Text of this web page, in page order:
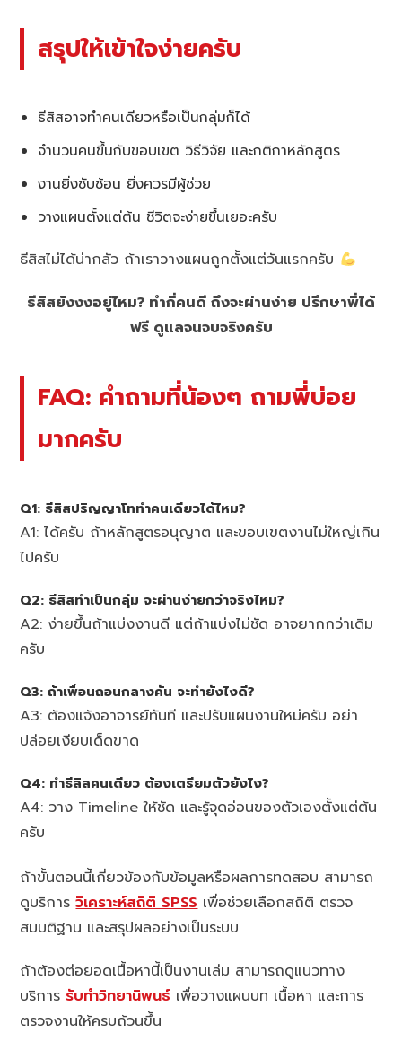
สรุปให้เข้าใจง่ายครับ
ธีสิสอาจทำคนเดียวหรือเป็นกลุ่มก็ได้
จำนวนคนขึ้นกับขอบเขต วิธีวิจัย และกติกาหลักสูตร
งานยิ่งซับซ้อน ยิ่งควรมีผู้ช่วย
วางแผนตั้งแต่ต้น ชีวิตจะง่ายขึ้นเยอะครับ
ธีสิสไม่ได้น่ากลัว ถ้าเราวางแผนถูกตั้งแต่วันแรกครับ
ธีสิสยังงงอยู่ไหม? ทำกี่คนดี ถึงจะผ่านง่าย ปรึกษาพี่ได้
ฟรี ดูแลจนจบจริงครับ
FAQ: คำถามที่น้องๆ ถามพี่บ่อย
มากครับ
Q1: ธีสิสปริญญาโททำคนเดียวได้ไหม?
A1: ได้ครับ ถ้าหลักสูตรอนุญาต และขอบเขตงานไม่ใหญ่เกิน
ไปครับ
Q2: ธีสิสทำเป็นกลุ่ม จะผ่านง่ายกว่าจริงไหม?
A2: ง่ายขึ้นถ้าแบ่งงานดี แต่ถ้าแบ่งไม่ชัด อาจยากกว่าเดิม
ครับ
Q3: ถ้าเพื่อนถอนกลางคัน จะทำยังไงดี?
A3: ต้องแจ้งอาจารย์ทันที และปรับแผนงานใหม่ครับ อย่า
ปล่อยเงียบเด็ดขาด
Q4: ทำธีสิสคนเดียว ต้องเตรียมตัวยังไง?
A4: วาง Timeline ให้ชัด และรู้จุดอ่อนของตัวเองตั้งแต่ต้น
ครับ
ถ้าขั้นตอนนี้เกี่ยวข้องกับข้อมูลหรือผลการทดสอบ สามารถ
ดูบริการวิเคราะห์สถิติ SPSS เพื่อช่วยเลือกสถิติ ตรวจ
สมมติฐาน และสรุปผลอย่างเป็นระบบ
ถ้าต้องต่อยอดเนื้อหานี้เป็นงานเล่ม สามารถดูแนวทาง
บริการ รับทำวิทยานิพนธ์ เพื่อวางแผนบท เนื้อหา และการ
ตรวจงานให้ครบถ้วนขึ้น